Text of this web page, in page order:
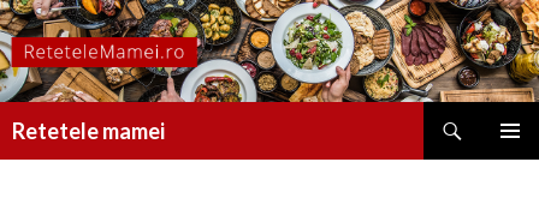
Retetele mamei